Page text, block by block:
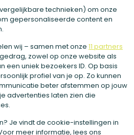
technieken) om onze
gepersonaliseerde content en
wij – samen met onze 11 partners
zowel op onze website als
een uniek bezoekers ID. Op basis
profiel van je op. Zo kunnen
beter afstemmen op jouw
advertenties laten zien die
Je vindt de cookie-instellingen in
meer informatie, lees ons
voor mijn
ondersteunen en helpt het
van een gezonde darmwerking.
beschermen de cellen tegen
bij aan een sterk
heeft dragon een lichte